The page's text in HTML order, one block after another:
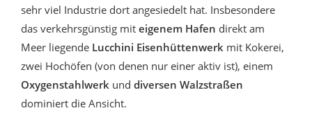
sehr viel Industrie dort angesiedelt hat. Insbesondere
das verkehrsgünstig mit eigenem Hafen direkt am
Meer liegende Lucchini Eisenhüttenwerk mit Kokerei,
zwei Hochöfen (von denen nur einer aktiv ist), einem
Oxygenstahlwerk und diversen Walzstraßen
dominiert die Ansicht.